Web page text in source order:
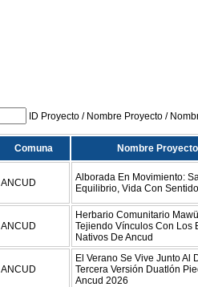
ID Proyecto / Nombre Proyecto /
Comuna Nombre Proyecto
ANCUD
Alborada En Movimiento:
Equilibrio, Vida Con Sentido
ANCUD
Herbario Comunitario
Tejiendo Vínculos Con Los
Nativos De Ancud
ANCUD
El Verano Se Vive Junto Al
Tercera Versión Duatlón
Ancud 2026